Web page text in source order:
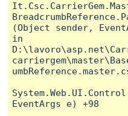
(Object sender,
in
EventArgs e) +98